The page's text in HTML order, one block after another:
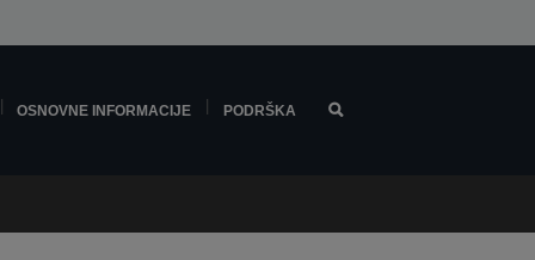
OSNOVNE INFORMACIJE PODRŠKA